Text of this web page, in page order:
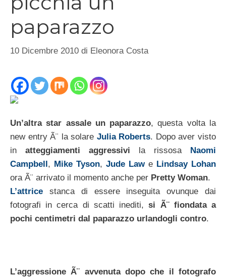
paparazzo
10 Dicembre 2010 di Eleonora Costa
Un’altra star assale un paparazzo, questa volta la
new entry Ã¨ la solare Julia Roberts. Dopo aver visto
in atteggiamenti aggressivi la rissosa
Naomi
Campbell , Mike Tyson, Jude Lawe Lindsay Lohan
ora Ã¨ arrivato il momento anche per Pretty Woman.
L’attrice stanca di essere inseguita ovunque dai
fotografi in cerca di scatti inediti,si Ã¨ fiondata a
pochi centimetri dal paparazzo urlandogli contro.
L’aggressione Ã¨ avvenuta dopo che il fotografo